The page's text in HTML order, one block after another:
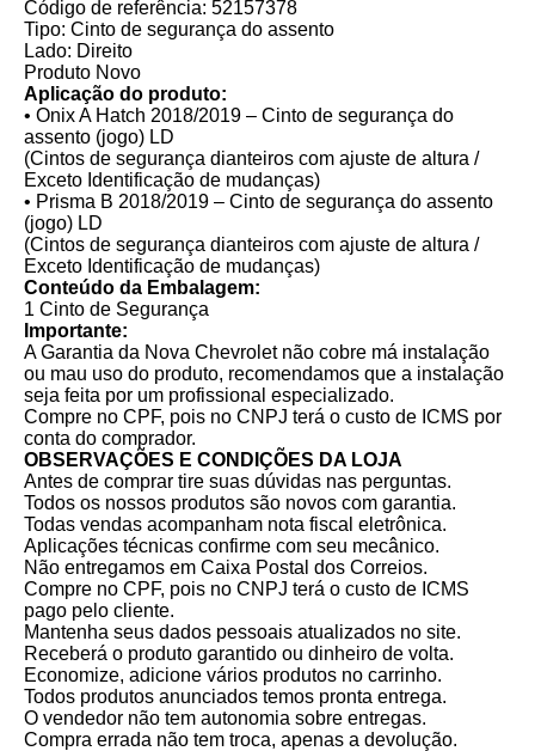
Código de referência: 52157378
Tipo: Cinto de segurança do assento
Lado: Direito
Produto Novo
Aplicação do produto:
• Onix A Hatch 2018/2019 – Cinto de segurança do
assento (jogo) LD
(Cintos de segurança dianteiros com ajuste de altura /
Exceto Identificação de mudanças)
• Prisma B 2018/2019 – Cinto de segurança do assento
(jogo) LD
(Cintos de segurança dianteiros com ajuste de altura /
Exceto Identificação de mudanças)
Conteúdo da Embalagem:
1 Cinto de Segurança
Importante:
A Garantia da Nova Chevrolet não cobre má instalação
ou mau uso do produto, recomendamos que a instalação
seja feita por um profissional especializado.
Compre no CPF, pois no CNPJ terá o custo de ICMS por
conta do comprador.
OBSERVAÇÕES E CONDIÇÕES DA LOJA
Antes de comprar tire suas dúvidas nas perguntas.
Todos os nossos produtos são novos com garantia.
Todas vendas acompanham nota fiscal eletrônica.
Aplicações técnicas confirme com seu mecânico.
Não entregamos em Caixa Postal dos Correios.
Compre no CPF, pois no CNPJ terá o custo de ICMS
pago pelo cliente.
Mantenha seus dados pessoais atualizados no site.
Receberá o produto garantido ou dinheiro de volta.
Economize, adicione vários produtos no carrinho.
Todos produtos anunciados temos pronta entrega.
O vendedor não tem autonomia sobre entregas.
Compra errada não tem troca, apenas a devolução.